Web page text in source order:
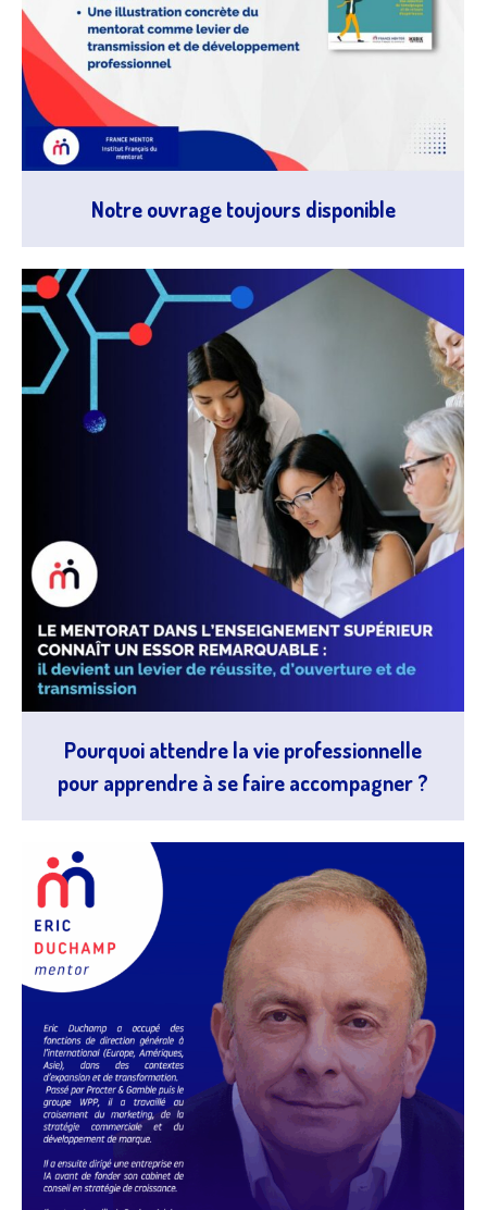
Notre ouvrage toujours disponible
Pourquoi attendre la vie professionnelle
pour apprendre à se faire accompagner ?